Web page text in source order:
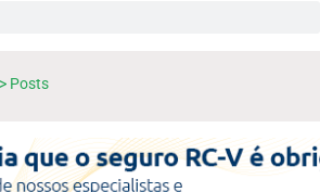
> Posts